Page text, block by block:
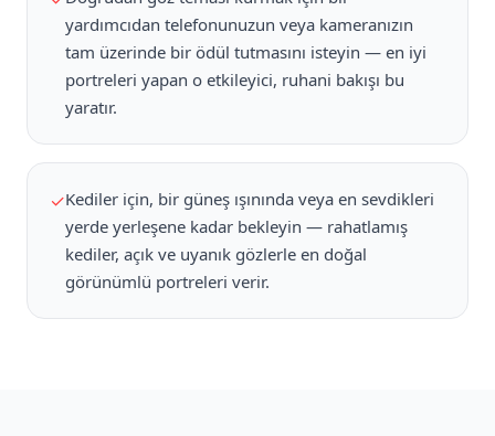
yardımcıdan telefonunuzun veya kameranızın
tam üzerinde bir ödül tutmasını isteyin — en iyi
portreleri yapan o etkileyici, ruhani bakışı bu
yaratır.
✓Kediler için, bir güneş ışınında veya en sevdikleri
yerde yerleşene kadar bekleyin — rahatlamış
kediler, açık ve uyanık gözlerle en doğal
görünümlü portreleri verir.